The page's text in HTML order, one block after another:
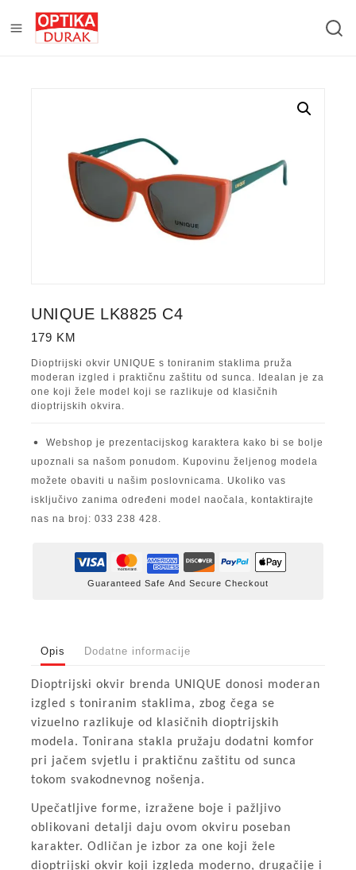
UNIQUE LK8825 C4
179 KM
Dioptrijski okvir UNIQUE s toniranim staklima pruža
moderan izgled i praktičnu zaštitu od sunca. Idealan je za
one koji žele model koji se razlikuje od klasičnih
dioptrijskih okvira.
Webshop je prezentacijskog karaktera kako bi se bolje
upoznali sa našom ponudom. Kupovinu željenog modela
možete obaviti u našim poslovnicama. Ukoliko vas
isključivo zanima određeni model naočala, kontaktirajte
nas na broj: 033 238 428.
Guaranteed Safe And Secure Checkout
Opis Dodatne informacije
Dioptrijski okvir brenda UNIQUE donosi moderan
izgled s toniranim staklima, zbog čega se
vizuelno razlikuje od klasičnih dioptrijskih
modela. Tonirana stakla pružaju dodatni komfor
pri jačem svjetlu i praktičnu zaštitu od sunca
tokom svakodnevnog nošenja.
Upečatljive forme, izražene boje i pažljivo
oblikovani detalji daju ovom okviru poseban
karakter. Odličan je izbor za one koji žele
dioptrijski okvir koji izgleda moderno, drugačije i